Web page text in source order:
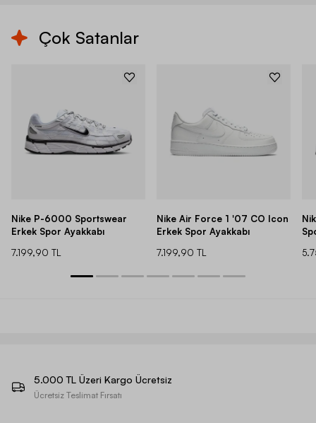
Çok Satanlar
Nike P-6000 Sportswear
Erkek Spor Ayakkabı
7.199,90 TL
Nike Air Force 1 '07 CO Icon
Erkek Spor Ayakkabı
7.199,90 TL
5.000 TL Üzeri Kargo Ücretsiz
Ücretsiz Teslimat Fırsatı